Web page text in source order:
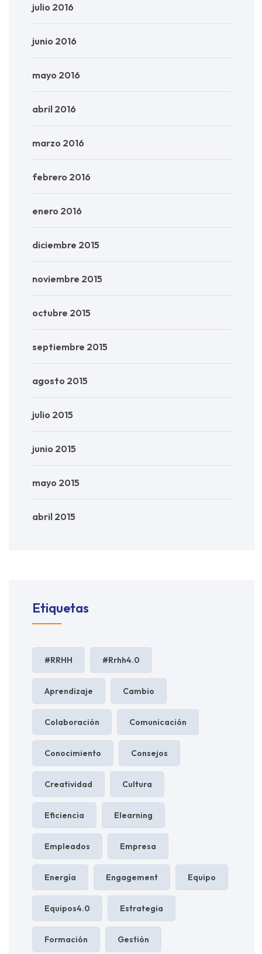
julio 2016
junio 2016
mayo 2016
abril 2016
marzo 2016
febrero 2016
enero 2016
diciembre 2015
noviembre 2015
octubre 2015
septiembre 2015
agosto 2015
julio 2015
junio 2015
mayo 2015
abril 2015
Etiquetas
#RRHH #rrhh4.0
Aprendizaje Cambio
Colaboración Comunicación
Conocimiento Consejos
Creatividad Cultura
Eficiencia Elearning
Empleados Empresa
Energía Engagement Equipo
Equipos4.0 Estrategia
Formación Gestión